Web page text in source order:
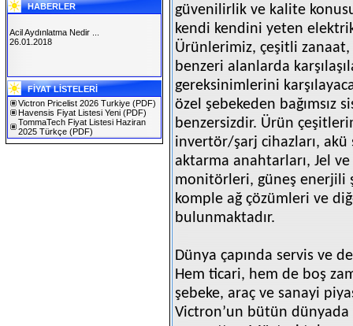
HABERLER
SOLAREX ISTANBUL 2019
30.01.2019
Acil Aydınlatma Nedir ...
26.01.2018
FİYAT LİSTELERİ
Victron Pricelist 2026 Turkiye (PDF)
Havensis Fiyat Listesi Yeni (PDF)
TommaTech Fiyat Listesi Haziran
2025 Türkçe (PDF)
güvenilirlik ve kalite
kendi kendini yeten
Ürünlerimiz, çeşitli
benzeri alanlarda
gereksinimlerini
özel şebekeden bağımsız
benzersizdir. Ürün
invertör/şarj cihazları, akü
aktarma anahtarları, Jel ve
monitörleri, güneş enerjili
komple ağ çözümleri ve
bulunmaktadır.
Dünya çapında servis ve
Hem ticari, hem de boş
şebeke, araç ve sanayi
Victron’un bütün dünyada